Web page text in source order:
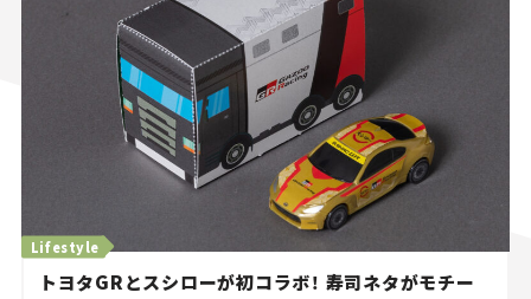
トヨタGRとスシローが初コラボ！ 寿司ネタがモチー
Lifestyle